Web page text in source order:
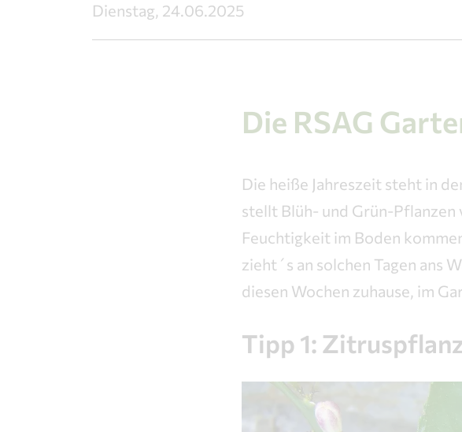
Dienstag, 24.06.2025
Die RSAG
Die heiße Jahreszeit steht in
stellt Blüh- und Grün-
Feuchtigkeit im Boden
zieht´s an solchen Tagen ans
diesen Wochen zuhause, im
Tipp 1: